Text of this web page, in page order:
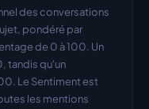
des conversations
pondéré par
de 0 à 100. Un
tandis qu'un
Le Sentiment est
les mentions